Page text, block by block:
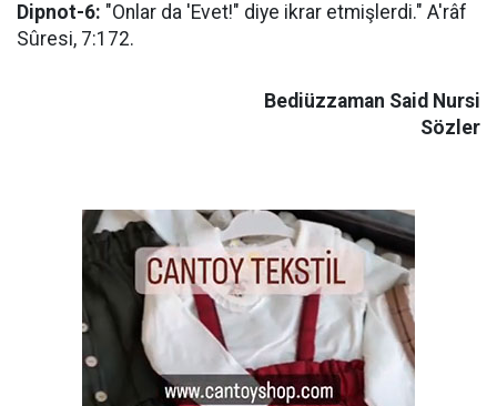
Dipnot-6: "Onlar da 'Evet!" diye ikrar etmişlerdi." A'râf
Sûresi, 7:172.
Bediüzzaman Said Nursi
Sözler